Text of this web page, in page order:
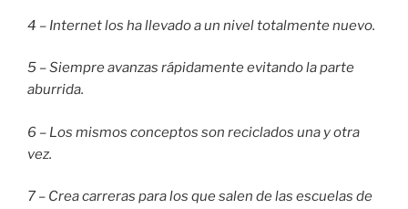
4 – Internet los ha llevado a un nivel totalmente nuevo.
5 – Siempre avanzas rápidamente evitando la parte
aburrida.
6 – Los mismos conceptos son reciclados una y otra
vez.
7 – Crea carreras para los que salen de las escuelas de